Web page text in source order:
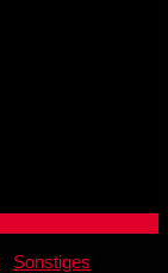
Sonstiges